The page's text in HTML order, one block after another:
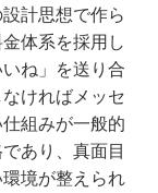
計思想で作ら
体系を採用し
ね」を送り合
ければメッセ
組みが一般的
あり、真面目
境が整えられ